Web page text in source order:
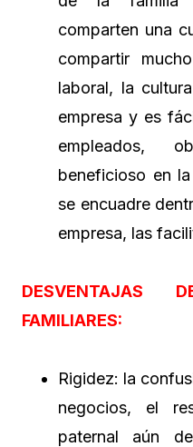
comparten una
compartir
laboral, la
empresa y es
empleados,
beneficioso en
se encuadre
empresa, las
DESVENTAJAS
FAMILIARES:
Rigidez: la
negocios, el
paternal aún